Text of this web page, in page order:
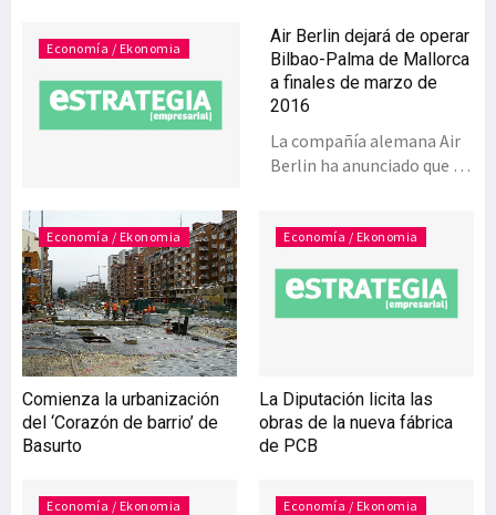
Economía / Ekonomia
Air Berlin dejará de operar
Bilbao-Palma de Mallorca
a finales de marzo de
2016
La compañía alemana Air
Berlin ha anunciado que a
tiene desde su hub de
Palma de Mallorca con
diversos destinos en la
Península Ibérica y que
en Alemania. Antes de que
acabe enero se habrán
suprimido las rutas con
Valencia. A finales del mes
Economía / Ekonomia
Comienza la urbanización
del ‘Corazón de barrio’ de
Basurto
Economía / Ekonomia
La Diputación licita las
obras de la nueva fábrica
de PCB
Economía / Ekonomia Economía / Ekonomia